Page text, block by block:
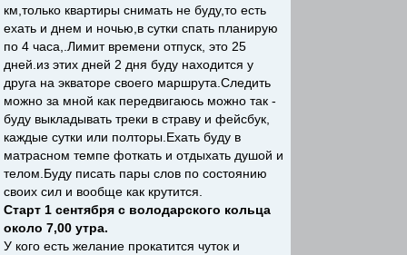
км,только квартиры снимать не буду,то есть
ехать и днем и ночью,в сутки спать планирую
по 4 часа,.Лимит времени отпуск, это 25
дней.из этих дней 2 дня буду находится у
друга на экваторе своего маршрута.Следить
можно за мной как передвигаюсь можно так -
буду выкладывать треки в страву и фейсбук,
каждые сутки или полторы.Ехать буду в
матрасном темпе фоткать и отдыхать душой и
телом.Буду писать пары слов по состоянию
своих сил и вообще как крутится.
Старт 1 сентября с володарского кольца
около 7,00 утра.
У кого есть желание прокатится чуток и